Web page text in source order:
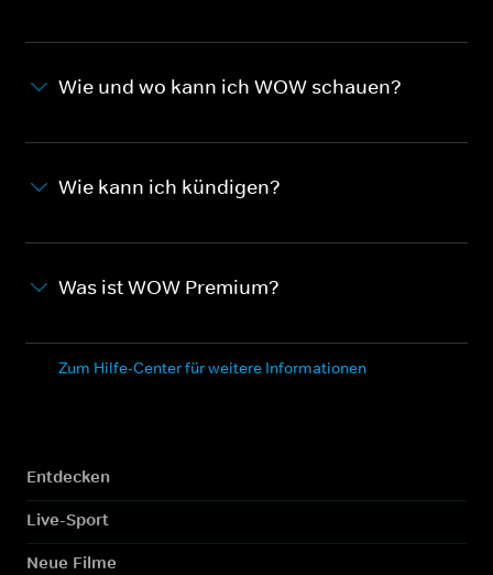
Wie und wo kann ich WOW schauen?
Wie kann ich kündigen?
Was ist WOW Premium?
Zum Hilfe-Center für weitere Informationen
Entdecken
Live-Sport
Neue Filme